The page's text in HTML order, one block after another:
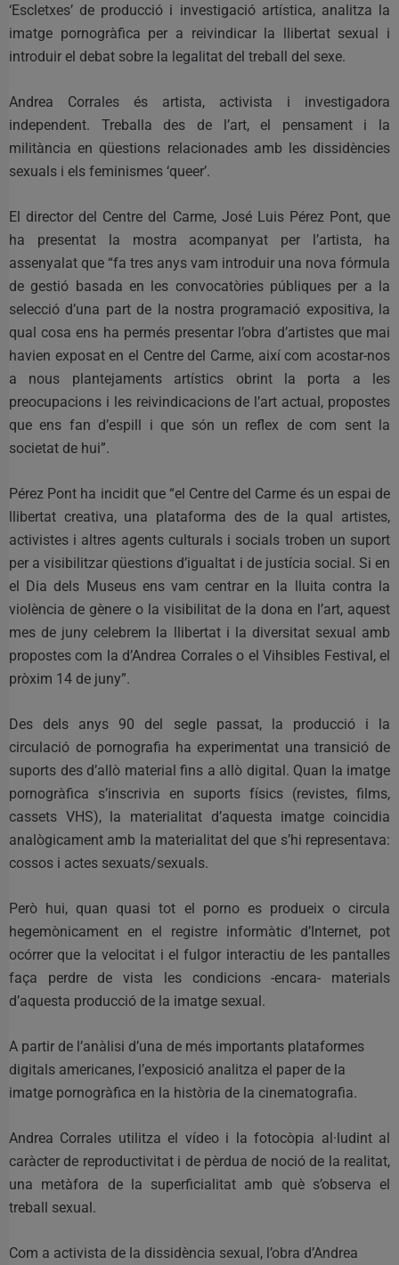
‘Escletxes’ de producció i investigació artística, analitza la
imatge pornogràfica per a reivindicar la llibertat sexual i
introduir el debat sobre la legalitat del treball del sexe.
Andrea Corrales és artista, activista i investigadora
independent. Treballa des de l’art, el pensament i la
militància en qüestions relacionades amb les dissidències
sexuals i els feminismes ‘queer’.
El director del Centre del Carme, José Luis Pérez Pont, que
ha presentat la mostra acompanyat per l’artista, ha
assenyalat que “fa tres anys vam introduir una nova fórmula
de gestió basada en les convocatòries públiques per a la
selecció d’una part de la nostra programació expositiva, la
qual cosa ens ha permés presentar l’obra d’artistes que mai
havien exposat en el Centre del Carme, així com acostar-nos
a nous plantejaments artístics obrint la porta a les
preocupacions i les reivindicacions de l’art actual, propostes
que ens fan d’espill i que són un reflex de com sent la
societat de hui”.
Pérez Pont ha incidit que “el Centre del Carme és un espai de
llibertat creativa, una plataforma des de la qual artistes,
activistes i altres agents culturals i socials troben un suport
per a visibilitzar qüestions d’igualtat i de justícia social. Si en
el Dia dels Museus ens vam centrar en la lluita contra la
violència de gènere o la visibilitat de la dona en l’art, aquest
mes de juny celebrem la llibertat i la diversitat sexual amb
propostes com la d’Andrea Corrales o el Vihsibles Festival, el
pròxim 14 de juny”.
Des dels anys 90 del segle passat, la producció i la
circulació de pornografia ha experimentat una transició de
suports des d’allò material fins a allò digital. Quan la imatge
pornogràfica s’inscrivia en suports físics (revistes, films,
cassets VHS), la materialitat d’aquesta imatge coincidia
analògicament amb la materialitat del que s’hi representava:
cossos i actes sexuats/sexuals.
Però hui, quan quasi tot el porno es produeix o circula
hegemònicament en el registre informàtic d’Internet, pot
ocórrer que la velocitat i el fulgor interactiu de les pantalles
faça perdre de vista les condicions -encara- materials
d’aquesta producció de la imatge sexual.
A partir de l’anàlisi d’una de més importants plataformes
digitals americanes, l’exposició analitza el paper de la
imatge pornogràfica en la història de la cinematografia.
Andrea Corrales utilitza el vídeo i la fotocòpia al·ludint al
caràcter de reproductivitat i de pèrdua de noció de la realitat,
una metàfora de la superficialitat amb què s’observa el
treball sexual.
Com a activista de la dissidència sexual, l’obra d’Andrea